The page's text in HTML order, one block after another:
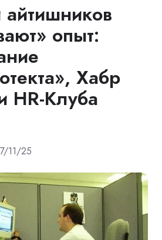
айтишников
опыт:
Хабр
HR-Клуба
11/25